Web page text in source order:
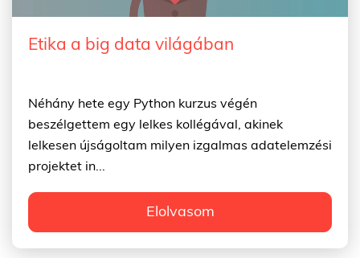
Etika a big data világában
Néhány hete egy Python kurzus végén
beszélgettem egy lelkes kollégával, akinek
lelkesen újságoltam milyen izgalmas adatelemzési
projektet in...
Elolvasom